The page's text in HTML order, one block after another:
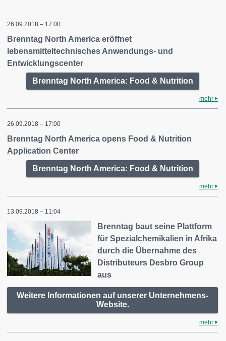
26.09.2018 – 17:00
Brenntag North America eröffnet
lebensmitteltechnisches Anwendungs- und
Entwicklungscenter
Brenntag North America: Food & Nutrition
mehr
26.09.2018 – 17:00
Brenntag North America opens Food & Nutrition
Application Center
Brenntag North America: Food & Nutrition
mehr
13.09.2018 – 11:04
Brenntag baut seine Plattform
für Spezialchemikalien in Afrika
durch die Übernahme des
Distributeurs Desbro Group
aus
Weitere Informationen auf unserer Unternehmens-
Website.
mehr